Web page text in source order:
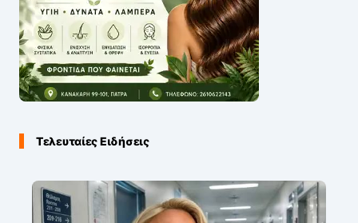
Τελευταίες Ειδήσεις